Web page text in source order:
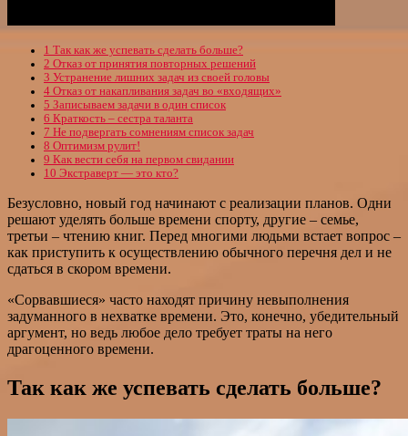
1 Так как же успевать сделать больше?
2 Отказ от принятия повторных решений
3 Устранение лишних задач из своей головы
4 Отказ от накапливания задач во «входящих»
5 Записываем задачи в один список
6 Краткость – сестра таланта
7 Не подвергать сомнениям список задач
8 Оптимизм рулит!
9 Как вести себя на первом свидании
10 Экстраверт — это кто?
Безусловно, новый год начинают с реализации планов. Одни
решают уделять больше времени спорту, другие – семье,
третьи – чтению книг. Перед многими людьми встает вопрос –
как приступить к осуществлению обычного перечня дел и не
сдаться в скором времени.
«Сорвавшиеся» часто находят причину невыполнения
задуманного в нехватке времени. Это, конечно, убедительный
аргумент, но ведь любое дело требует траты на него
драгоценного времени.
Так как же успевать сделать больше?